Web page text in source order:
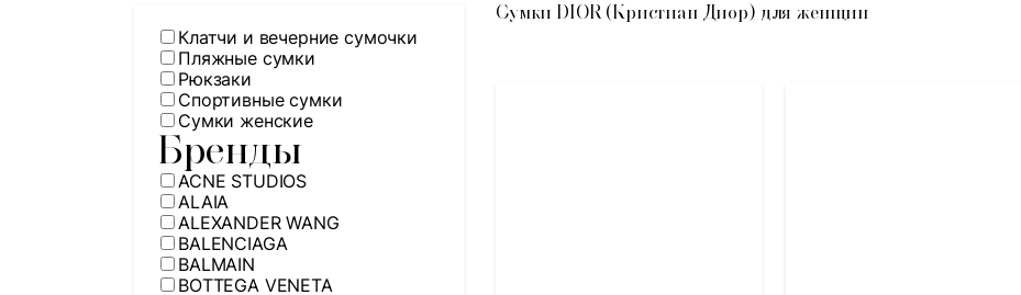
Клатчи и вечерние сумочки
Пляжные сумки
Рюкзаки
Спортивные сумки
Сумки женские
Бренды
ACNE STUDIOS
ALAIA
ALEXANDER WANG
BALENCIAGA
BALMAIN
BOTTEGA VENETA
Сумки DIOR (Кристиан Диор) для женщин